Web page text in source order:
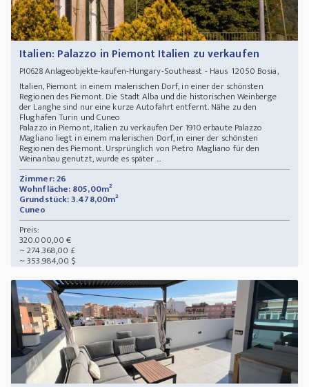
Italien: Palazzo in Piemont Italien zu verkaufen
PI0628Anlageobjekte-kaufen-Hungary-Southeast - Haus 12050 Bosia,
Italien, Piemont in einem malerischen Dorf, in einer der schönsten
Regionen des Piemont. Die Stadt Alba und die historischen Weinberge
der Langhe sind nur eine kurze Autofahrt entfernt. Nähe zu den
Flughäfen Turin und Cuneo
Palazzo in Piemont, Italien zu verkaufen Der 1910 erbaute Palazzo
Magliano liegt in einem malerischen Dorf, in einer der schönsten
Regionen des Piemont. Ursprünglich von Pietro Magliano für den
Weinanbau genutzt, wurde es später ...
Zimmer: 26
Wohnfläche: 805,00m²
Grundstück: 3.478,00m²
Cuneo
Preis:
320.000,00 €
~ 274.368,00 £
~ 353.984,00 $